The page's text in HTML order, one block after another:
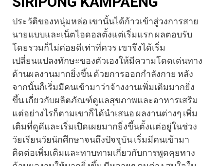
ประวัติของหนุ่มหล่อ เขานั้นได้ก้าวเข้าสู่วงการสาย
นายแบบและเน็ตไอดอลตั้งแต่เริ่มแรก ผลตอบรับ
โดยรวมก็ไม่ค่อยดีเท่าที่ควร เขาจึงได้เริ่ม
เปลี่ยนแปลงทักษะของตัวเองให้มีความโดดเด่นทาง
ด้านผลงานมากยิ่งขึ้น ด้วยการออกกำลังกาย หลัง
จากนั้นก็เริ่มมีคนเข้ามาว่าจ้างงานเพิ่มเติมมากยิ่ง
ขึ้น เกี่ยวกับผลิตภัณฑ์ดูแลสุขภาพและอาหารเสริม
แต่อย่างไรก็ตามเขาก็ได้นำเสนอ ผลงานต่างๆ เพิ่ม
เติมที่ดูดีและเริ่มเปิดเผยมากยิ่งขึ้นตั้งแต่อยู่ในช่วง
วัยเรียนวัยนักศึกษาจนถึงปัจจุบัน เริ่มมีคนเข้ามา
ติดต่อเพิ่มเติมและทาบทามเกี่ยวกับการพูดคุยทาง